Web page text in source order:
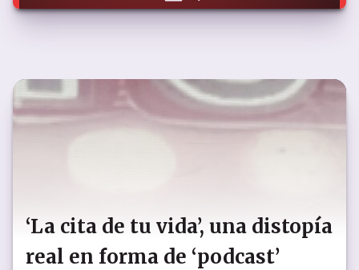
‘La cita de tu vida’, una distopía
real en forma de ‘podcast’